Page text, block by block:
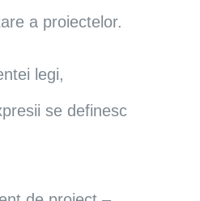
a proiectelor.
legi,
se definesc